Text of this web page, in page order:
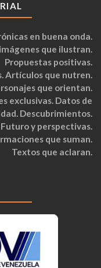
en buena onda.
que ilustran.
Propuestas positivas.
Artículos que nutren.
que orientan.
exclusivas. Datos de
Descubrimientos.
Futuro y perspectivas.
que suman.
Textos que aclaran.